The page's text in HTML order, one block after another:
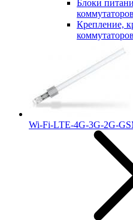
Блоки
коммутаторов
Крепление,
коммутаторов
Wi-Fi-LTE-4G-3G-2G-